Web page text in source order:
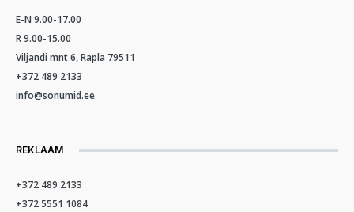
E-N 9.00-17.00
R 9.00-15.00
Viljandi mnt 6, Rapla 79511
+372 489 2133
info@sonumid.ee
REKLAAM
+372 489 2133
+372 5551 1084